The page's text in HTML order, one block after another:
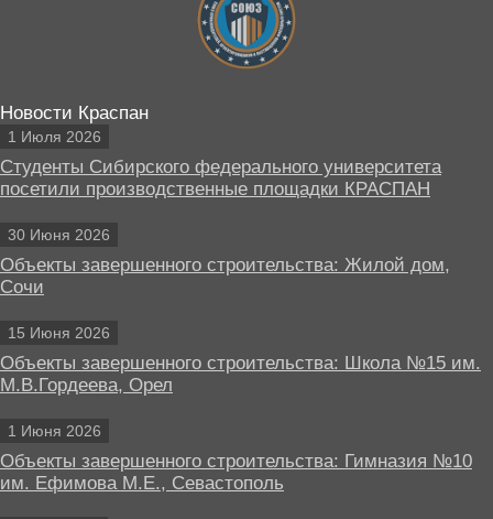
Новости Краспан
1 Июля 2026
Студенты Сибирского федерального университета
посетили производственные площадки КРАСПАН
30 Июня 2026
Объекты завершенного строительства: Жилой дом,
Сочи
15 Июня 2026
Объекты завершенного строительства: Школа №15 им.
М.В.Гордеева, Орел
1 Июня 2026
Объекты завершенного строительства: Гимназия №10
им. Ефимова М.Е., Севастополь